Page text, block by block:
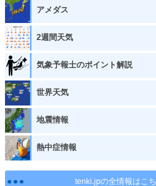
アメダス
2週間天気
気象予報士のポイント解説
世界天気
地震情報
熱中症情報
tenki.jpの全情報はこ